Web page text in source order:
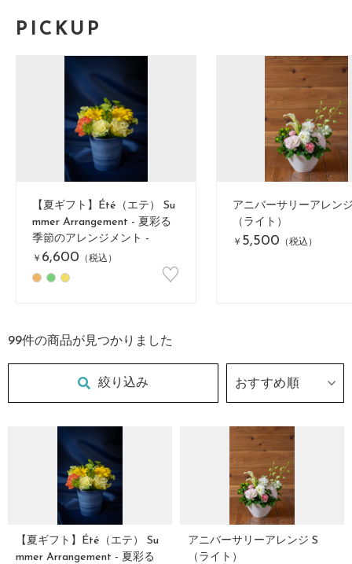
PICKUP
【夏ギフト】Été（エテ） Su
mmer Arrangement - 夏彩る
季節のアレンジメント -
￥ 6,600 （税込）
♡
アニバーサリーアレン
（ライト）
￥ 5,500 （税込）
99件の商品が見つかりました
絞り込み
【夏ギフト】Été（エテ） Su
mmer Arrangement - 夏彩る
アニバーサリーアレンジ S
（ライト）